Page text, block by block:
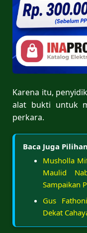
Karena itu,
alat bukti untuk
perkara.
Baca Juga
Musholla
Maulid
Sampaikan
Gus
Dekat